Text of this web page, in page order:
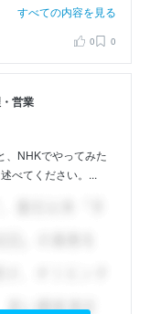
すべての内容を見る
0 0
営業
、NHKでやってみた
べてください。...